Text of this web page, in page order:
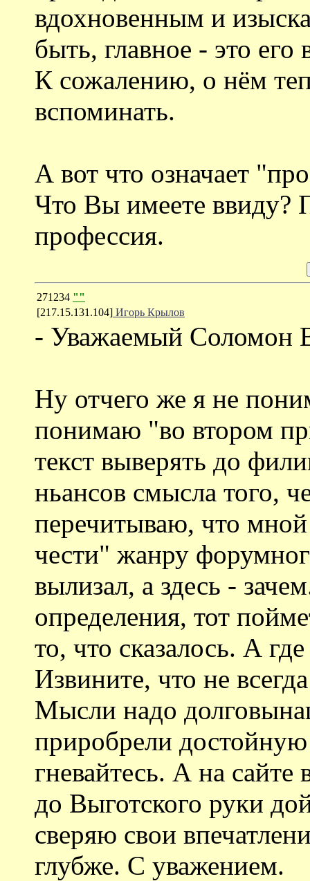
вдохновенным и
быть, главное - это
К сожалению, о нём
вспоминать.
А вот что означает
Что Вы имеете ввиду?
профессия.
271234 ""
[217.15.131.104] Игорь Крылов
- Уважаемый Соломон
Ну отчего же я не
понимаю "во втором
текст выверять до
ньансов смысла того,
перечитываю, что
чести" жанру
вылизал, а здесь -
определения, тот
то, что сказалось. А
Извините, что не
Мысли надо
приробрели
гневайтесь. А на
до Выготского руки
сверяю свои
глубже. С уважением.